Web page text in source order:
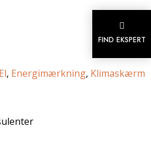
El, Energimærkning, Klimaskærm

FIND EKSPERT